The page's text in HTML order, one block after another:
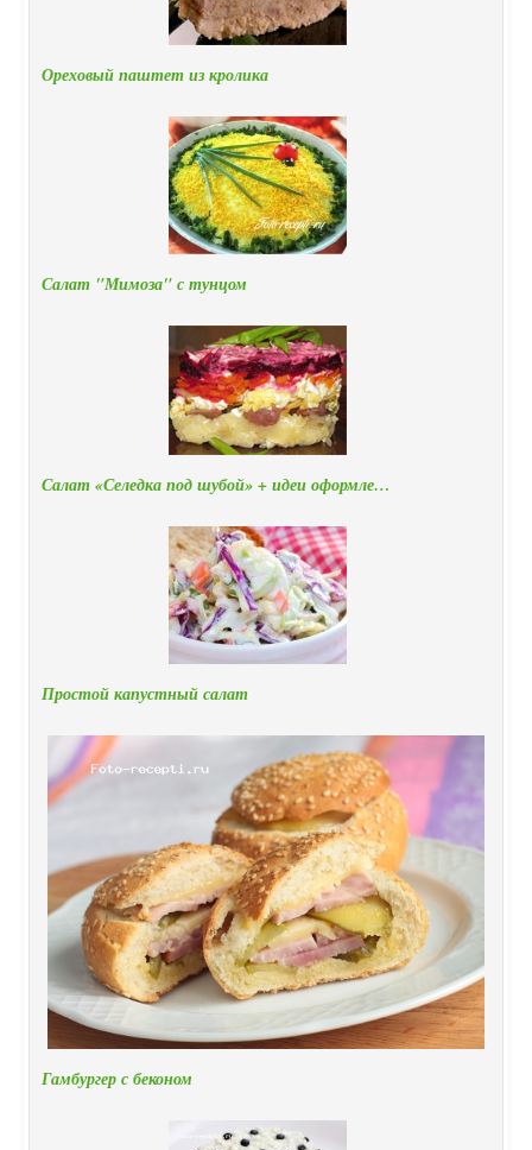
Ореховый паштет из кролика
Салат "Мимоза" с тунцом
Салат «Селедка под шубой» + идеи оформле…
Простой капустный салат
Гамбургер с беконом